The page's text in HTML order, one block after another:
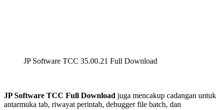
JP Software TCC 35.00.21 Full Download
JP Software TCC Full Download juga mencakup cadangan untuk
antarmuka tab, riwayat perintah, debugger file batch, dan